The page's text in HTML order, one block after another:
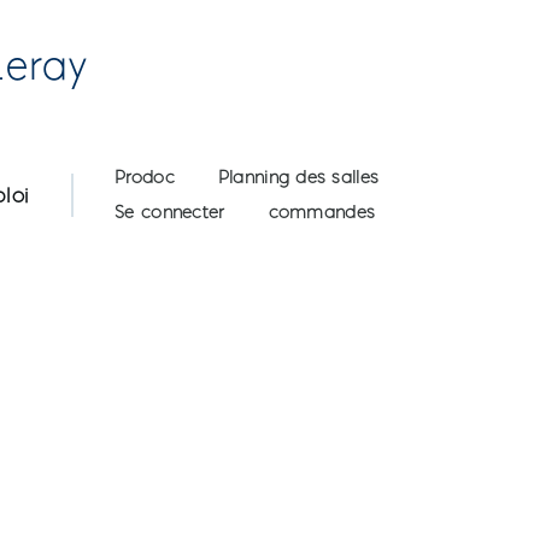
User account menu
Prodoc
Planning des salles
Se connecter
commandes